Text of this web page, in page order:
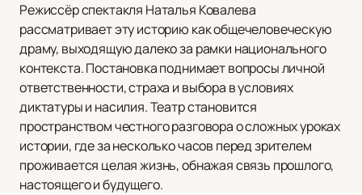
Режиссёр спектакля Наталья Ковалева
рассматривает эту историю как общечеловеческую
драму, выходящую далеко за рамки национального
контекста. Постановка поднимает вопросы личной
ответственности, страха и выбора в условиях
диктатуры и насилия. Театр становится
пространством честного разговора о сложных уроках
истории, где за несколько часов перед зрителем
проживается целая жизнь, обнажая связь прошлого,
настоящего и будущего.